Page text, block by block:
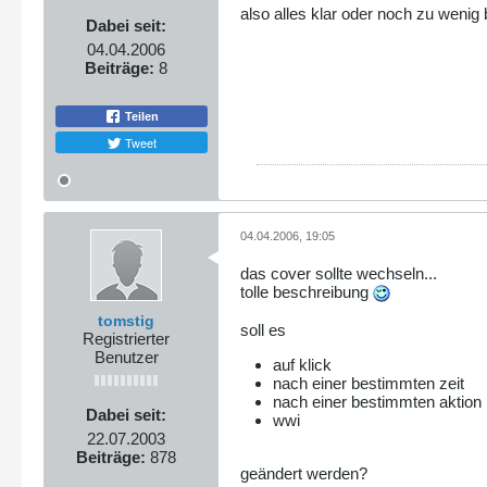
Dabei seit:
04.04.2006
Beiträge: 8
Teilen
Tweet
also alles klar oder noch zu wenig
tomstig
Registrierter
Benutzer
Dabei seit:
22.07.2003
Beiträge: 878
04.04.2006, 19:05
das cover sollte wechseln...
tolle beschreibung
soll es
auf klick
nach einer bestimmten zeit
nach einer bestimmten aktion
wwi
geändert werden?